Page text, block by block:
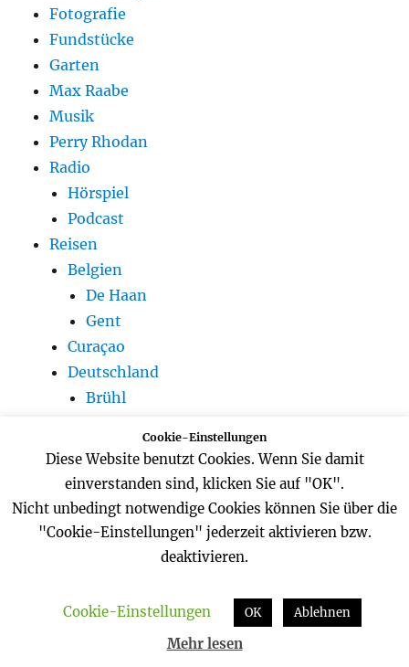
Fotografie
Fundstücke
Garten
Max Raabe
Musik
Perry Rhodan
Radio
Hörspiel
Podcast
Reisen
Belgien
De Haan
Gent
Curaçao
Deutschland
Brühl
Frankfurt
Garching
Koblenz
Köln
Paris
Cookie-Einstellungen
Diese Website benutzt Cookies. Wenn Sie damit
einverstanden sind, klicken Sie auf "OK".
Nicht unbedingt notwendige Cookies können Sie über die
"Cookie-Einstellungen" jederzeit aktivieren bzw.
deaktivieren.
Cookie-Einstellungen OK Ablehnen
Mehr lesen